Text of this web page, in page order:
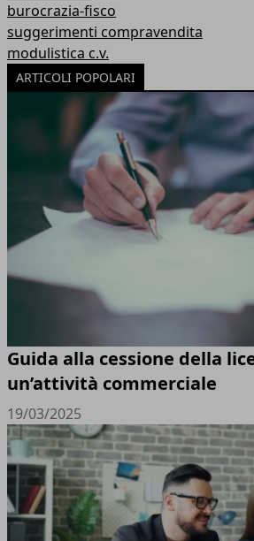
burocrazia-fisco
suggerimenti compravendita
modulistica c.v.
ARTICOLI POPOLARI
Guida alla cessione della
un’attività commerciale
19/03/2025